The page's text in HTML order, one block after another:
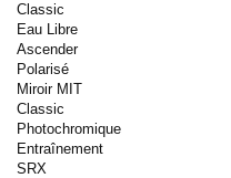
Classic
Eau Libre
Ascender
Polarisé
Miroir MIT
Classic
Photochromique
Entraînement
SRX